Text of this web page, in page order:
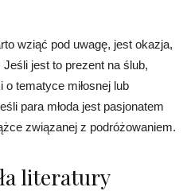
wziąć pod uwagę, jest okazja,
jest to prezent na ślub,
tematyce miłosnej lub
para młoda jest pasjonatem
związanej z podróżowaniem.
literatury